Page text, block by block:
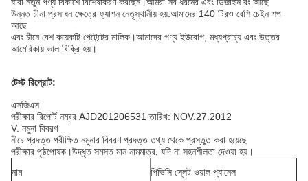
উন্নত চীনা প্রসাধন ক্ষেত্রে ফ্যাশন নেতৃস্থানীয় হয়.আমাদের 140 টিরও বেশি চেইন শপ
আছে
এবং চীনে বেশ কয়েকটি পেটেন্টের মালিক।আমাদের পণ্য ইউরোপ, মধ্যপ্রাচ্য এবং উত্তর
আমেরিকায় ভাল বিক্রি হয়।
টেস্ট রিপ্রোট:
এসজিএস
পরীক্ষার রিপোর্ট নম্বর AJD201206531 তারিখ: NOV.27.2012
V. নমুনা বিবরণ
নীচে প্রদত্ত পরীক্ষিত নমুনার বিবরণ প্রদত্ত তথ্য থেকে প্রস্তুত করা হয়েছে
পরীক্ষার পৃষ্ঠপোষক।উদ্ধৃত সমস্ত মান নামমাত্র, যদি না সহনশীলতা দেওয়া হয়।
নাম
পিভিসি স্লেট ওয়াল প্যানেল